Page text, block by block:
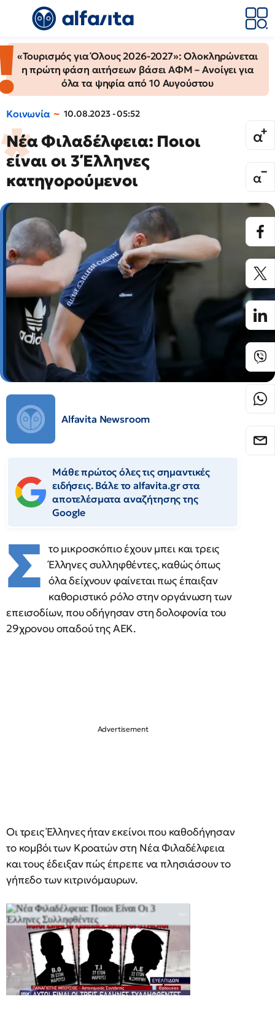
«Τουρισμός για Όλους 2026-2027»: Ολοκληρώνεται
η πρώτη φάση αιτήσεων βάσει ΑΦΜ – Ανοίγει για
όλα τα ψηφία από 10 Αυγούστου
Κοινωνία 10.08.2023 - 05:52
Νέα Φιλαδέλφεια: Ποιοι
είναι οι 3 Έλληνες
κατηγορούμενοι
Alfavita Newsroom
Μάθε πρώτος όλες τις σημαντικές
ειδήσεις. Βάλε το alfavita.gr στα
αποτελέσματα αναζήτησης της
Google
Σ το μικροσκόπιο έχουν μπει και τρεις
Έλληνες συλληφθέντες, καθώς όπως
όλα δείχνουν φαίνεται πως έπαιξαν
καθοριστικό ρόλο στην οργάνωση των
επεισοδίων, που οδήγησαν στη δολοφονία του
29χρονου οπαδού της ΑΕΚ.
Οι τρεις Έλληνες ήταν εκείνοι που καθοδήγησαν
το κομβόι των Κροατών στη Νέα Φιλαδέλφεια
και τους έδειξαν πώς έπρεπε να πλησιάσουν το
γήπεδο των κιτρινόμαυρων.